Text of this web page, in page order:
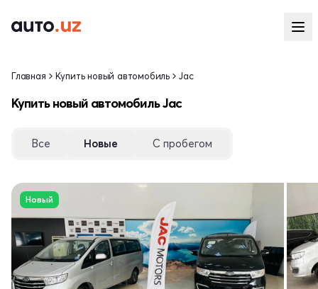
Главная Купить новый автомобиль Jac
Купить новый автомобиль Jac
Все Новые С пробегом
Новый